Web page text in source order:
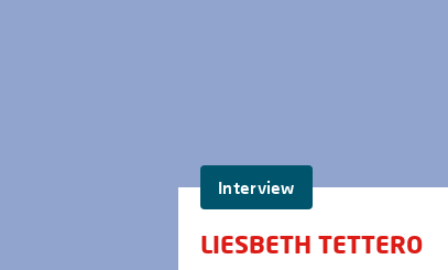
Interview
LIESBETH TETTERO